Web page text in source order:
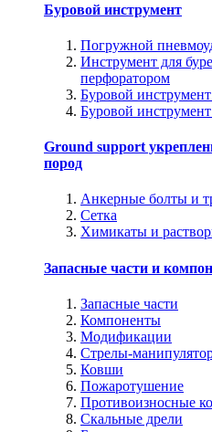
Буровой инструмент
Погружной
Инструмент для
перфоратором
Буровой
Буровой
Ground support
пород
Анкерные болты и
Сетка
Химикаты и
Запасные части и
Запасные части
Компоненты
Модификации
Стрелы-
Ковши
Пожаротушение
Противоизносные
Скальные дрели